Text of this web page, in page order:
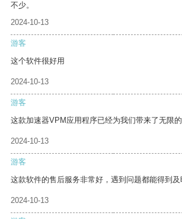
不少。
2024-10-13
游客
这个软件很好用
2024-10-13
游客
这款加速器VPM应用程序已经为我们带来了无限的
2024-10-13
游客
这款软件的售后服务非常好，遇到问题都能得到及
2024-10-13